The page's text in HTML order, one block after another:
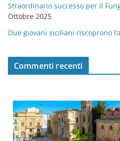
Straordinario successo per il
Ottobre 2025
Due giovani siciliani riscoprono
Commenti recenti